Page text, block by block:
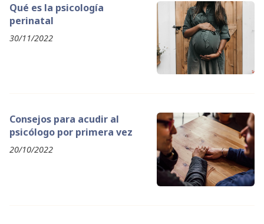
Qué es la psicología
perinatal
30/11/2022
Consejos para acudir al
psicólogo por primera vez
20/10/2022